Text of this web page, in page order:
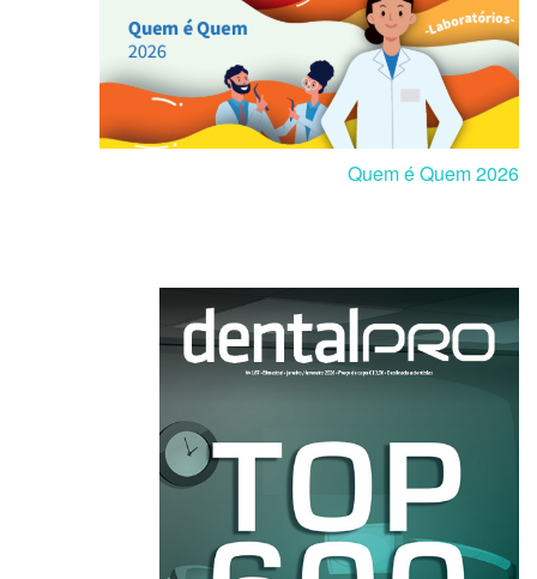
Quem é Quem 2026